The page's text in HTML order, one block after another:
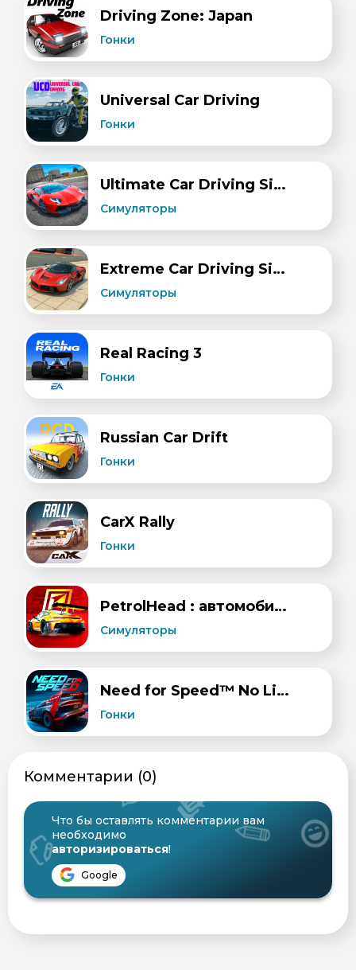
​Driving Zone: Japan
Гонки
Universal Car Driving
Гонки
Ultimate Car Driving Simulator
Симуляторы
Extreme Car Driving Simulator
Симуляторы
Real Racing 3
Гонки
Russian Car Drift
Гонки
​CarX Rally
Гонки
PetrolHead : автомобили гонки
Симуляторы
Need for Speed™ No Limits
Гонки
Комментарии (0)
Что бы оставлять комментарии вам
необходимо
авторизироваться!
Google